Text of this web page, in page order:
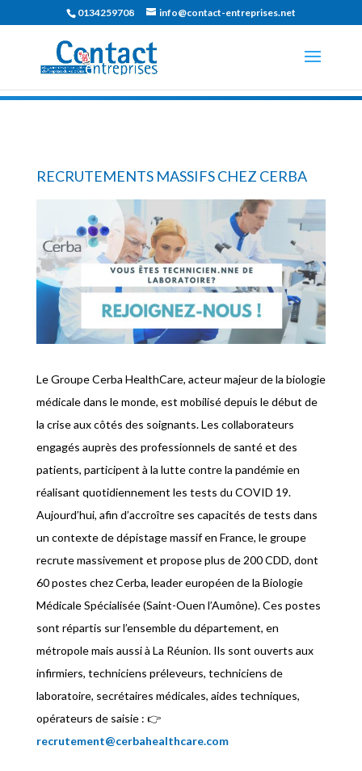
0134259708 info@contact-entreprises.net
RECRUTEMENTS MASSIFS CHEZ CERBA
Le Groupe Cerba HealthCare, acteur majeur de la biologie
médicale dans le monde, est mobilisé depuis le début de
la crise aux côtés des soignants. Les collaborateurs
engagés auprès des professionnels de santé et des
patients, participent à la lutte contre la pandémie en
réalisant quotidiennement les tests du COVID 19.
Aujourd’hui, afin d’accroître ses capacités de tests dans
un contexte de dépistage massif en France, le groupe
recrute massivement et propose plus de 200 CDD, dont
60 postes chez Cerba, leader européen de la Biologie
Médicale Spécialisée (Saint-Ouen l’Aumône). Ces postes
sont répartis sur l’ensemble du département, en
métropole mais aussi à La Réunion. Ils sont ouverts aux
infirmiers, techniciens préleveurs, techniciens de
laboratoire, secrétaires médicales, aides techniques,
opérateurs de saisie : 👉
recrutement@cerbahealthcare.com